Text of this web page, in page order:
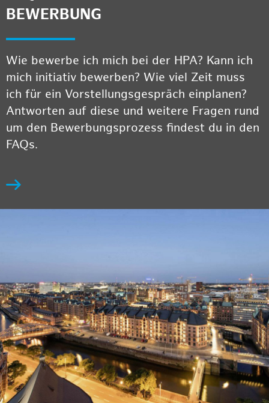
BEWERBUNG
Wie bewerbe ich mich bei der HPA? Kann ich
mich initiativ bewerben? Wie viel Zeit muss
ich für ein Vorstellungsgespräch einplanen?
Antworten auf diese und weitere Fragen rund
um den Bewerbungsprozess findest du in den
FAQs.